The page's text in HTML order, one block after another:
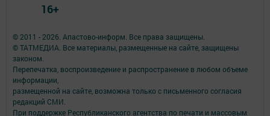
© 2011 - 2026. Апастово-информ. Все права защищены.
© ТАТМЕДИА. Все материалы, размещенные на сайте, защищены
законом.
Перепечатка, воспроизведение и распространение в любом объеме
информации,
размещенной на сайте, возможна только с письменного согласия
редакций СМИ.
При поддержке Республиканского агентства по печати и массовым
16+